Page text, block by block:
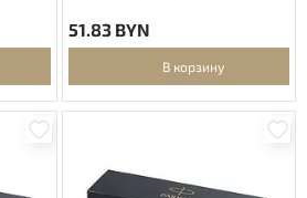
51.83 BYN
В корзину